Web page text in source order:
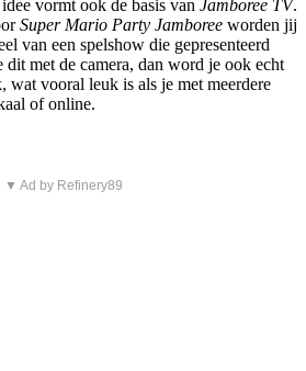
vormt ook de basis van Jamboree TV.
Super Mario Party Jamboree worden jij
van een spelshow die gepresenteerd
met de camera, dan word je ook echt
wat vooral leuk is als je met meerdere
of online.
▼ Ad by Refinery89